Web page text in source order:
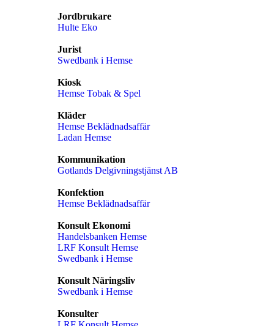
Jordbrukare
Hulte Eko
Jurist
Swedbank i Hemse
Kiosk
Hemse Tobak & Spel
Kläder
Hemse Beklädnadsaffär
Ladan Hemse
Kommunikation
Gotlands Delgivningstjänst AB
Konfektion
Hemse Beklädnadsaffär
Konsult Ekonomi
Handelsbanken Hemse
LRF Konsult Hemse
Swedbank i Hemse
Konsult Näringsliv
Swedbank i Hemse
Konsulter